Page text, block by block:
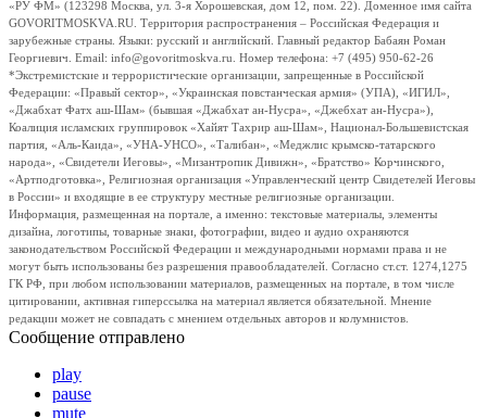
«РУ ФМ» (123298 Москва, ул. 3-я Хорошевская, дом 12, пом. 22). Доменное имя сайта
GOVORITMOSKVA.RU. Территория распространения – Российская Федерация и
зарубежные страны. Языки: русский и английский. Главный редактор Бабаян Роман
Георгиевич. Email: info@govoritmoskva.ru. Номер телефона: +7 (495) 950-62-26
*Экстремистские и террористические организации, запрещенные в Российской
Федерации: «Правый сектор», «Украинская повстанческая армия» (УПА), «ИГИЛ»,
«Джабхат Фатх аш-Шам» (бывшая «Джабхат ан-Нусра», «Джебхат ан-Нусра»),
Коалиция исламских группировок «Хайят Тахрир аш-Шам», Национал-Большевистская
партия, «Аль-Каида», «УНА-УНСО», «Талибан», «Меджлис крымско-татарского
народа», «Свидетели Иеговы», «Мизантропик Дивижн», «Братство» Корчинского,
«Артподготовка», Религиозная организация «Управленческий центр Свидетелей Иеговы
в России» и входящие в ее структуру местные религиозные организации.
Информация, размещенная на портале, а именно: текстовые материалы, элементы
дизайна, логотипы, товарные знаки, фотографии, видео и аудио охраняются
законодательством Российской Федерации и международными нормами права и не
могут быть использованы без разрешения правообладателей. Согласно ст.ст. 1274,1275
ГК РФ, при любом использовании материалов, размещенных на портале, в том числе
цитировании, активная гиперссылка на материал является обязательной. Мнение
редакции может не совпадать с мнением отдельных авторов и колумнистов.
Сообщение отправлено
play
pause
mute